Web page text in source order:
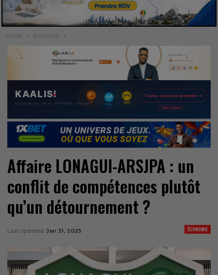
Home Économie
Affaire LONAGUI-ARSJPA : un
conflit de compétences plutôt
qu’un détournement ?
ÉCONOMIE
Last Updated Jan 31, 2025